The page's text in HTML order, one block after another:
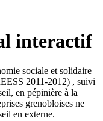
interactif
sociale et solidaire
2011-2012) , suivi
en pépinière à la
grenobloises ne
en externe.